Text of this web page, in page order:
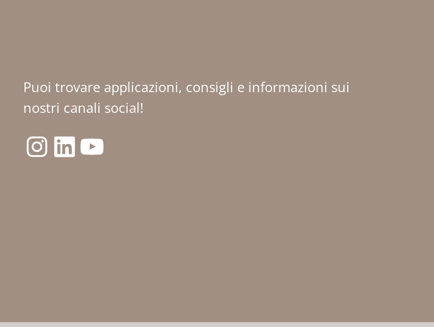
Puoi trovare applicazioni, consigli e informazioni sui
nostri canali social!
Instagram LinkedIn YouTube